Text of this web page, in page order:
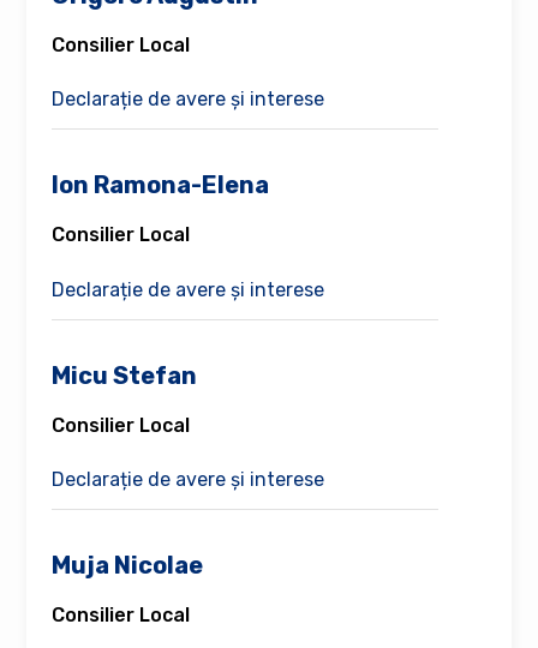
Consilier Local
Declarație de avere și interese
Ion Ramona-Elena
Consilier Local
Declarație de avere și interese
Micu Stefan
Consilier Local
Declarație de avere și interese
Muja Nicolae
Consilier Local